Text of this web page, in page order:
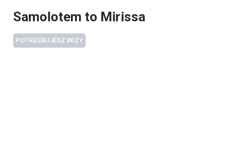
Samolotem to Mirissa
POTRZEBUJESZ WIZY